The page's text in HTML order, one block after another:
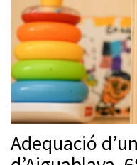
Adequació